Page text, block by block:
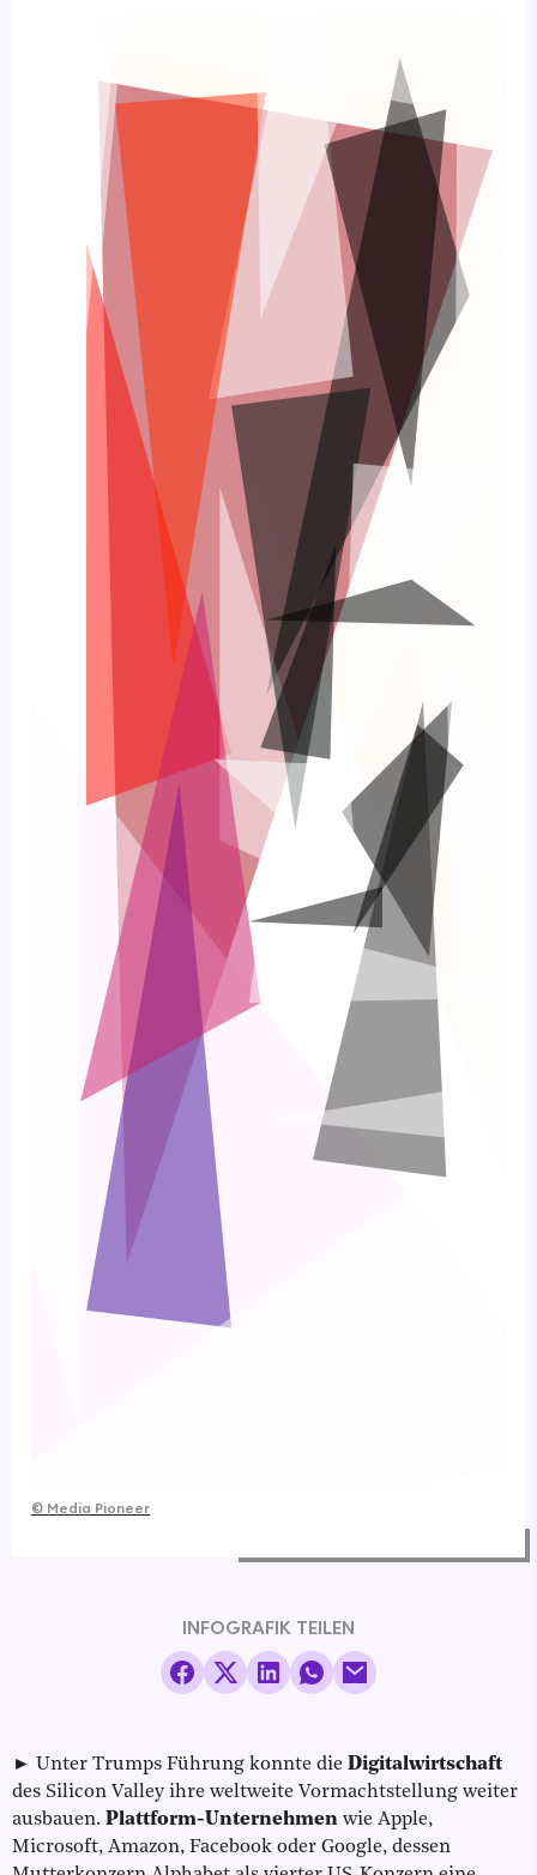
© Media Pioneer
INFOGRAFIK TEILEN
► Unter Trumps Führung konnte die Digitalwirtschaft
des Silicon Valley ihre weltweite Vormachtstellung weiter
ausbauen. Plattform-Unternehmen wie Apple,
Microsoft, Amazon, Facebook oder Google, dessen